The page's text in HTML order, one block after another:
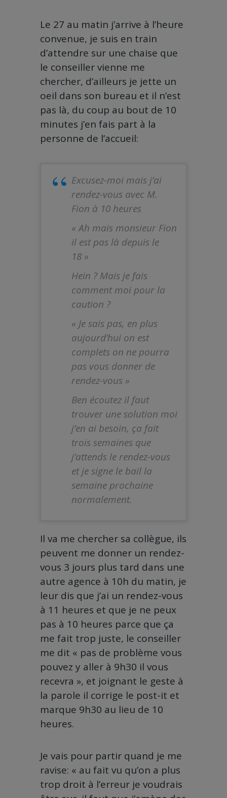
Le 27 au matin j’arrive à l’heure
convenue, je suis en train
d’attendre sur une chaise que
le conseiller vienne me
chercher, d’ailleurs je jette un
oeil dans son bureau et il n’est
pas là, du coup au bout de 10
minutes j’en fais part à la
personne de l’accueil:
Excusez-moi mais j’ai
rendez-vous avec M.
Fion à 10 heures
« Ah mais monsieur Fion
il est pas là depuis le
18 »
Hein ? Mais je fais
comment moi pour la
caution ?
« Je sais pas, en plus
aujourd’hui on est
complets on ne pourra
pas vous donner de
rendez-vous »
Ben écoutez il faut
trouver une solution moi
j’en ai besoin, ça fait
trois semaines que
j’attends le rendez-vous
et je signe le bail la
semaine prochaine
normalement.
Il va me chercher sa collègue, ils
peuvent me donner un rendez-
vous 3 jours plus tard dans une
autre agence à 10h du matin, je
leur dis que j’ai un rendez-vous
à 11 heures et que je ne peux
pas à 10 heures parce que ça
me fait trop juste, le conseiller
me dit « pas de problème vous
pouvez y aller à 9h30 il vous
recevra », et joignant le geste à
la parole il corrige le post-it et
marque 9h30 au lieu de 10
heures.
Je vais pour partir quand je me
ravise: « au fait vu qu’on a plus
trop droit à l’erreur je voudrais